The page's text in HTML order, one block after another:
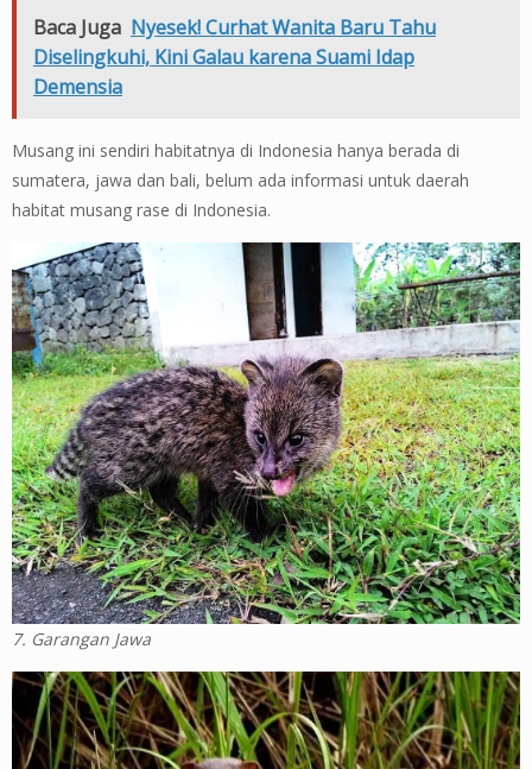
Baca Juga Nyesek! Curhat Wanita Baru Tahu
Diselingkuhi, Kini Galau karena Suami Idap
Demensia
Musang ini sendiri habitatnya di Indonesia hanya berada di
sumatera, jawa dan bali, belum ada informasi untuk daerah
habitat musang rase di Indonesia.
7. Garangan Jawa